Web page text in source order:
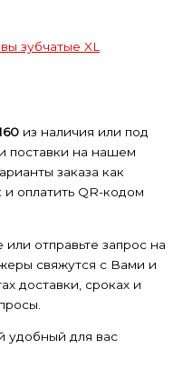
зубчатые XL
из наличия или под
поставки на нашем
заказа как
оплатить QR-кодом
отправьте запрос на
свяжутся с Вами и
доставки, сроках и
удобный для вас